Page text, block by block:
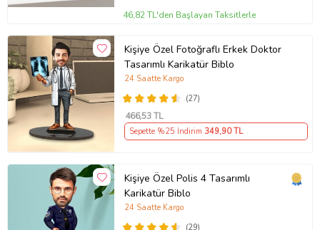
46,82 TL'den Başlayan Taksitlerle
Kişiye Özel Fotoğraflı Erkek Doktor
Tasarımlı Karikatür Biblo
(27)
24 Saatte Kargo
466,53 TL
Sepette %25 İndirim 349,90 TL
Kişiye Özel Polis 4 Tasarımlı
Karikatür Biblo
(29)
24 Saatte Kargo